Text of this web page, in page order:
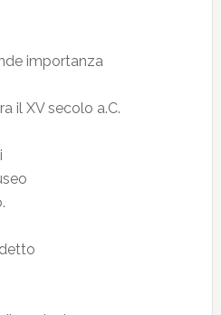
importanza
il XV secolo a.C.